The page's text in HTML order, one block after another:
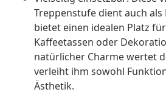
Treppenstufe dient auch
bietet einen idealen Platz
Kaffeetassen oder
natürlicher Charme wertet
verleiht ihm sowohl
Ästhetik.